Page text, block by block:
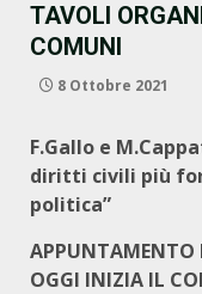
TAVOLI
COMUNI
8 Ottobre 2021
F.Gallo e
diritti civili più
politica”
APPUNTAMENTO
OGGI INIZIA IL